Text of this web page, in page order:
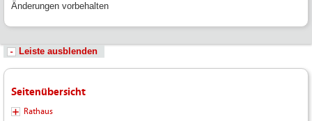
Änderungen vorbehalten
Leiste ausblenden
Seitenübersicht
Rathaus